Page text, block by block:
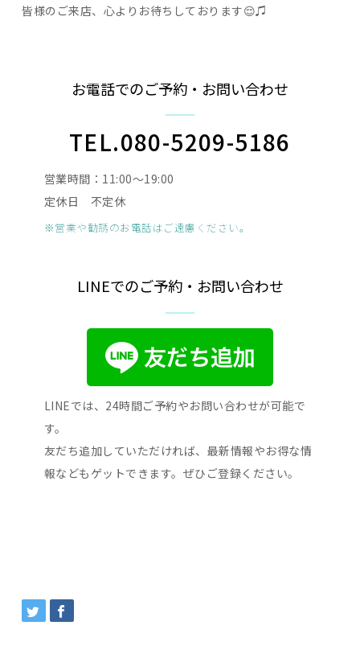
皆様のご来店、心よりお待ちしております😌♫
お電話でのご予約・お問い合わせ
TEL.080-5209-5186
営業時間：11:00〜19:00
定休日 不定休
※営業や勧誘のお電話はご遠慮ください。
LINEでのご予約・お問い合わせ
LINEでは、24時間ご予約やお問い合わせが可能で
す。
友だち追加していただければ、最新情報やお得な情
報などもゲットできます。ぜひご登録ください。